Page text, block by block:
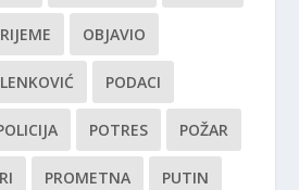
OBJAVIO
PODACI
POTRES POŽAR
PROMETNA PUTIN